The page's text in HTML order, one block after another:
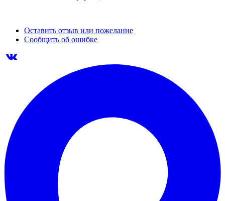
Оставить отзыв или пожелание
Сообщить об ошибке